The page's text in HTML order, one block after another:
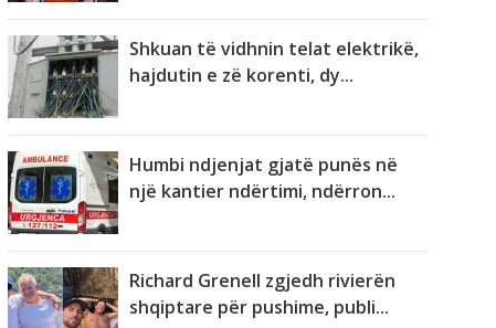
Shkuan të vidhnin telat elektrikë,
hajdutin e zë korenti, dy...
Humbi ndjenjat gjatë punës në
një kantier ndërtimi, ndërron...
Richard Grenell zgjedh rivierën
shqiptare për pushime, publi...